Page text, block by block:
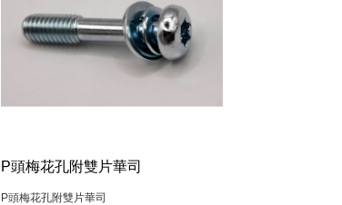
P頭梅花孔附雙片華司
P頭梅花孔附雙片華司